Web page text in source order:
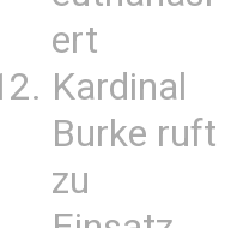
ert
Kardinal
Burke ruft
zu